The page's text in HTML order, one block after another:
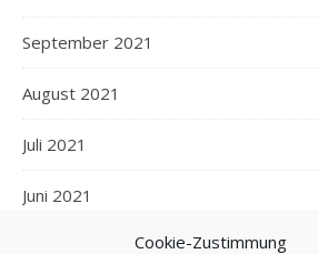
Cookie-Zustimmung
September 2021
August 2021
Juli 2021
Juni 2021